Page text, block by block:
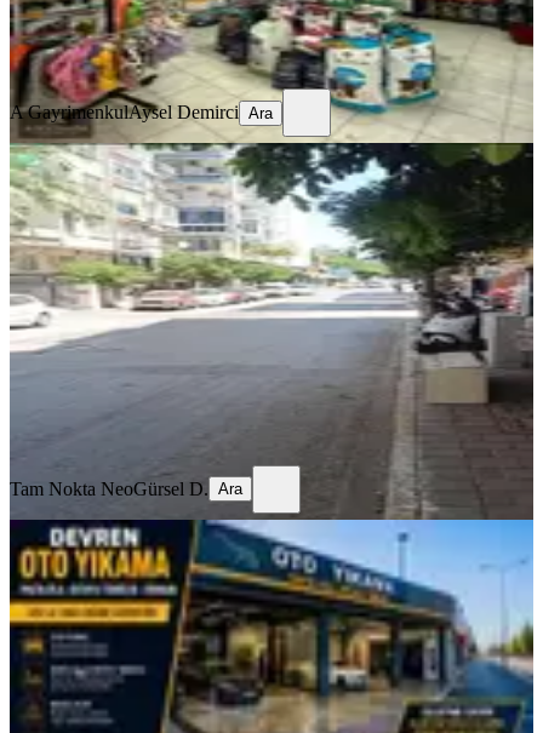
A GayrimenkulAysel Demirci
Ara
A GayrimenkulAysel Demirci Ara
%24
Güllük Teomanpaşa Cad Üzeri
Lokanta Ya Uygun Dükkan
Muratpaşa, Altındağ Mahallesi
1 Oda·136 m²·Düz Giriş (Zemin)·17.07.2026
Tam Nokta NeoGürsel D. Ara
YENİ
Kızılarık Mah.oto Yıkama Devren
Satılık
Muratpaşa, Kızılarık Mahallesi
1 Oda ·451 m²·Düz Giriş (Zemin) · 03.08.2026
1.200.000 ₺